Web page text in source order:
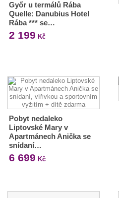
Győr u termálů Rába
Quelle: Danubius Hotel
Rába *** se…
2 199 Kč
Pobyt nedaleko
Liptovské Mary v
Apartmánech Anička se
snídaní…
6 699 Kč